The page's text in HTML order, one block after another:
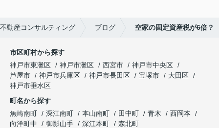
動産コンサルティング ブログ 空家の固定資産税が6倍？
市区町村から探す
神戸市東灘区
神戸市灘区 西宮市
神戸市中央区
芦屋市
神戸市兵庫区 神戸市長田区 宝塚市
大田区
神戸市垂水区
町名から探す
魚崎南町
深江南町 本山南町 田中町 青木
西岡本
向洋町中
御影山手 深江本町
森北町